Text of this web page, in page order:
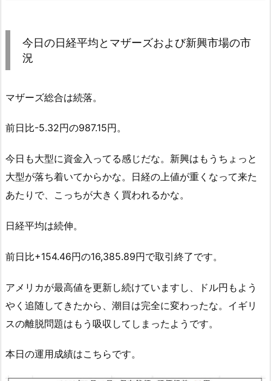
今日の日経平均とマザーズおよび新興市場の市
況
マザーズ総合は続落。
前日比-5.32円の987.15円。
今日も大型に資金入ってる感じだな。新興はもうちょっと
大型が落ち着いてからかな。日経の上値が重くなって来た
あたりで、こっちが大きく買われるかな。
日経平均は続伸。
前日比+154.46円の16,385.89円で取引終了です。
アメリカが最高値を更新し続けていますし、ドル円もよう
やく追随してきたから、潮目は完全に変わったな。イギリ
スの離脱問題はもう吸収してしまったようです。
本日の運用成績はこちらです。